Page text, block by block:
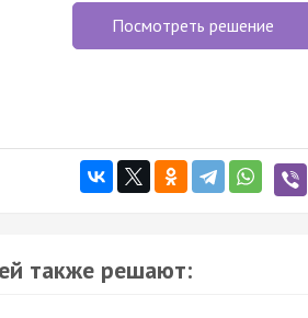
Посмотреть решение
также решают: